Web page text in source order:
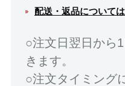
配送・返品について
○注文日翌日から
きます。
○注文タイミング